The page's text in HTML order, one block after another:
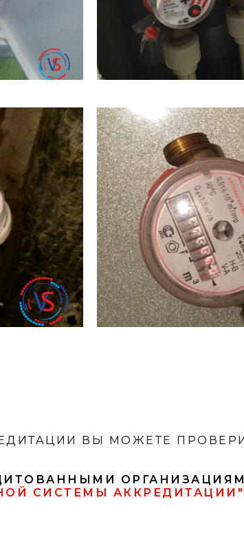
ВЫ МОЖЕТЕ
СИСТЕМЫ АККРЕДИТАЦИИ"